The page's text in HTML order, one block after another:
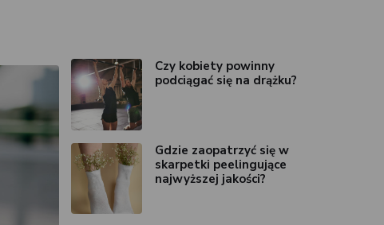
Czy kobiety powinny
podciągać się na drążku?
Gdzie zaopatrzyć się w
skarpetki peelingujące
najwyższej jakości?